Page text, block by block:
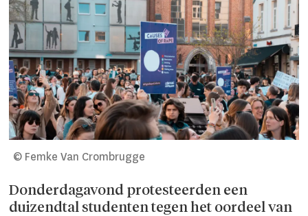
© Femke Van Crombrugge
Donderdagavond protesteerden een
duizend­tal studenten tegen het oordeel van